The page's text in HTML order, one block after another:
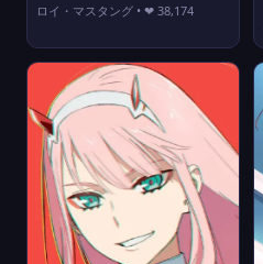
ロイ・マスタング • ❤ 38,174